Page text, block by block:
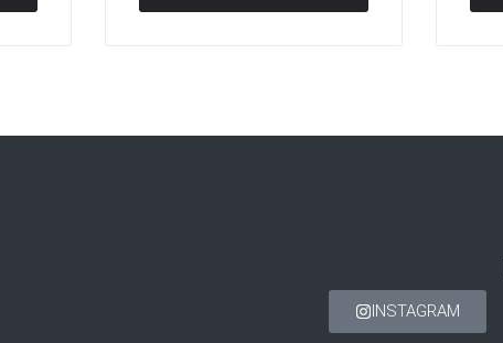
INSTAGRAM